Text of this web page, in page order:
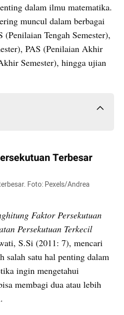
dalam ilmu matematika.
muncul dalam berbagai
(Penilaian Tengah Semester),
PAS (Penilaian Akhir
Semester), hingga ujian
Terbesar
Foto: Pexels/Andrea
Faktor Persekutuan
Persekutuan Terkecil
S.Si (2011: 7), mencari
salah satu hal penting dalam
membagi dua atau lebih